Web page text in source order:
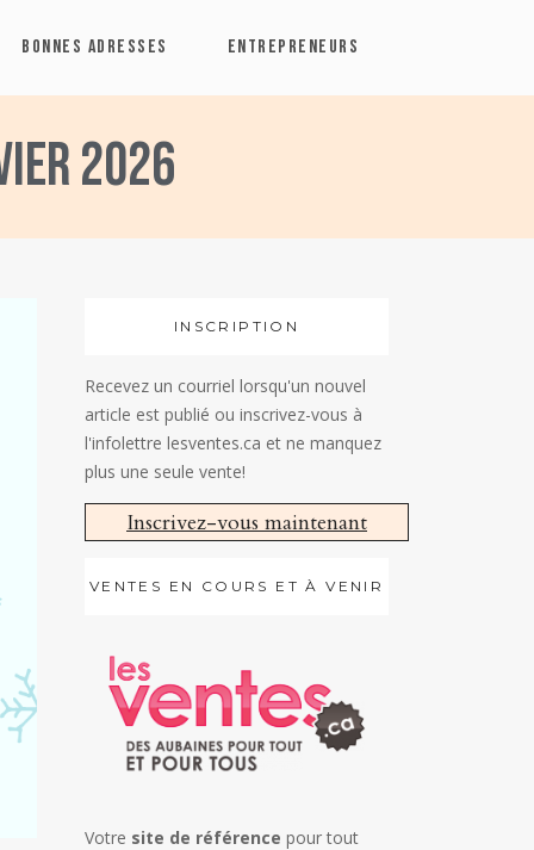
BONNES ADRESSES ENTREPRENEURS
2026
INSCRIPTION
Recevez un courriel lorsqu'un nouvel
article est publié ou inscrivez-vous à
l'infolettre lesventes.ca et ne manquez
plus une seule vente!
Inscrivez-vous maintenant
VENTES EN COURS ET À VENIR
Votre site de référence pour tout